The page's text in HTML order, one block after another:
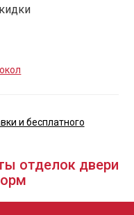
и бесплатного
отделок двери